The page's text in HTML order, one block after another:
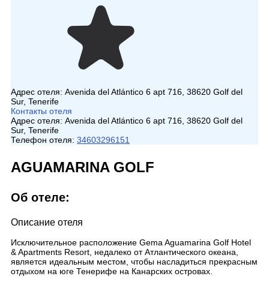
Адрес отеля: Avenida del Atlántico 6 apt 716, 38620 Golf del
Sur, Tenerife
Контакты отеля
Адрес отеля: Avenida del Atlántico 6 apt 716, 38620 Golf del
Sur, Tenerife
Телефон отеля: 34603296151
AGUAMARINA GOLF
Об отеле:
Описание отеля
Исключительное расположение Gema Aguamarina Golf Hotel
& Apartments Resort, недалеко от Атлантического океана,
является идеальным местом, чтобы насладиться прекрасным
отдыхом на юге Тенерифе на Канарских островах.